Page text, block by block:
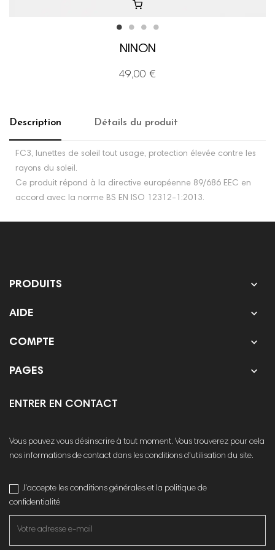
NINON
49,00 €
Description Détails du produit
FC3, lunettes de soleil tout usage, protection élevée contre les
rayons du soleil.
Ce produit répond à la directive européenne 89/686 EEC en
accord avec la norme BS EN ISO 12312-1:2013.
PRODUITS 
AIDE 
COMPTE 
PAGES 
ENTRER EN CONTACT
Vous pouvez vous désinscrire à tout moment. Vous trouverez pour cela
nos informations de contact dans les conditions d'utilisation du site.
J'accepte les conditions générales et la politique de
confidentialité